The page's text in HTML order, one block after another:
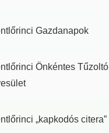
Gazdanapok
Önkéntes Tűzoltó
„kapkodós citera”